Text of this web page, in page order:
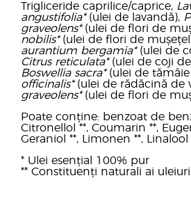
Trigliceride caprilice/caprice,
angustifolia*(ulei de lavandă),
graveolens*(ulei de flori de
nobilis*(ulei de flori de
aurantium bergamia*(ulei de
Citrus reticulata*(ulei de coji
Boswellia sacra*(ulei de tămâie
officinalis*(ulei de rădăcină de
graveolens*(ulei de flori de
Poate conține: benzoat de
Citronellol **, Coumarin **,
Geraniol **, Limonen **, Linalool
* Ulei esențial 100% pur
** Constituenți naturali ai